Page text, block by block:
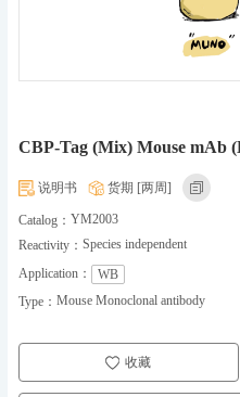
CBP-Tag (Mix) Mouse mAb
说明书 货期 [两周]
Catalog： YM2003
Reactivity： Species independent
Application：
WB
Type： Mouse Monoclonal antibody
收藏